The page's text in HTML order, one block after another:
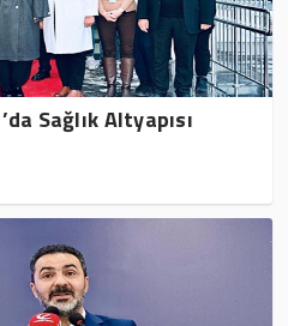
Sağlık Altyapısı